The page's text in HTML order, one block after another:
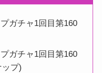
ガチャ1回目第160
ガチャ1回目第160
プ)